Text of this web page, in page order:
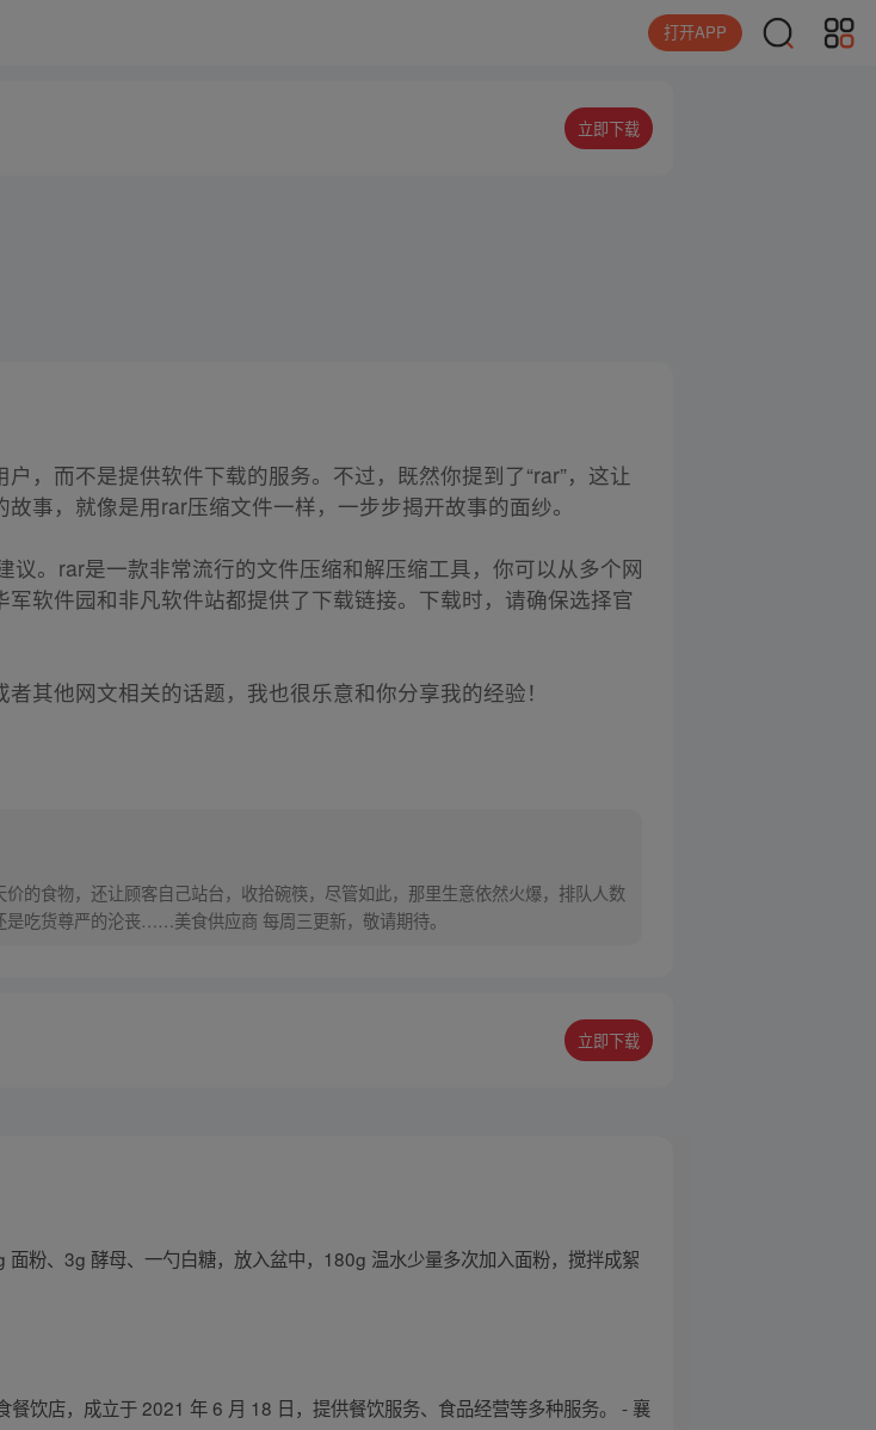
打开APP
立即下载
，而不是提供软件下载的服务。不过，既然你提到了“rar”，这让
事，就像是用rar压缩文件一样，一步步揭开故事的面纱。
。rar是一款非常流行的文件压缩和解压缩工具，你可以从多个网
软件园和非凡软件站都提供了下载链接。下载时，请确保选择官
其他网文相关的话题，我也很乐意和你分享我的经验！
的食物，还让顾客自己站台，收拾碗筷，尽管如此，那里生意依然火爆，排队人数
吃货尊严的沦丧……美食供应商 每周三更新，敬请期待。
立即下载
粉、3g 酵母、一勺白糖，放入盆中，180g 温水少量多次加入面粉，搅拌成絮
饮店，成立于 2021 年 6 月 18 日，提供餐饮服务、食品经营等多种服务。 - 襄